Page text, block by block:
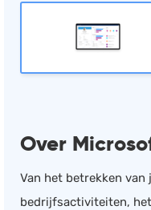
Over
Van het betrekken
bedrijfsactiviteiten,